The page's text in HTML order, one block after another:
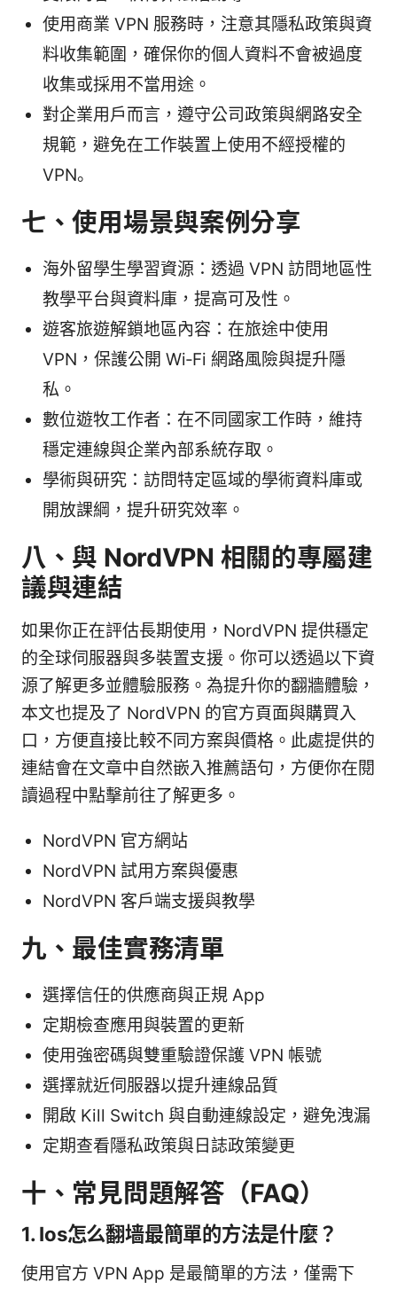
使用商業 VPN 服務時，注意其隱私政策與資
料收集範圍，確保你的個人資料不會被過度
收集或採用不當用途。
對企業用戶而言，遵守公司政策與網路安全
規範，避免在工作裝置上使用不經授權的
VPN。
七、使用場景與案例分享
海外留學生學習資源：透過 VPN 訪問地區性
教學平台與資料庫，提高可及性。
遊客旅遊解鎖地區內容：在旅途中使用
VPN，保護公開 Wi‑Fi 網路風險與提升隱
私。
數位遊牧工作者：在不同國家工作時，維持
穩定連線與企業內部系統存取。
學術與研究：訪問特定區域的學術資料庫或
開放課綱，提升研究效率。
八、與 NordVPN 相關的專屬建
議與連結
如果你正在評估長期使用，NordVPN 提供穩定
的全球伺服器與多裝置支援。你可以透過以下資
源了解更多並體驗服務。為提升你的翻牆體驗，
本文也提及了 NordVPN 的官方頁面與購買入
口，方便直接比較不同方案與價格。此處提供的
連結會在文章中自然嵌入推薦語句，方便你在閱
讀過程中點擊前往了解更多。
NordVPN 官方網站
NordVPN 試用方案與優惠
NordVPN 客戶端支援與教學
九、最佳實務清單
選擇信任的供應商與正規 App
定期檢查應用與裝置的更新
使用強密碼與雙重驗證保護 VPN 帳號
選擇就近伺服器以提升連線品質
開啟 Kill Switch 與自動連線設定，避免洩漏
定期查看隱私政策與日誌政策變更
十、常見問題解答（FAQ）
1. Ios怎么翻墙最簡單的方法是什麼？
使用官方 VPN App 是最簡單的方法，僅需下